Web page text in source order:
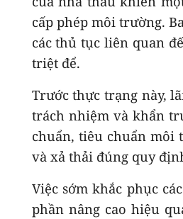
cấp phép môi trường.
các thủ tục liên quan
triệt để.
Trước thực trạng này,
trách nhiệm và khẩn
chuẩn, tiêu chuẩn môi
và xả thải đúng quy
Việc sớm khắc phục
phần nâng cao hiệu